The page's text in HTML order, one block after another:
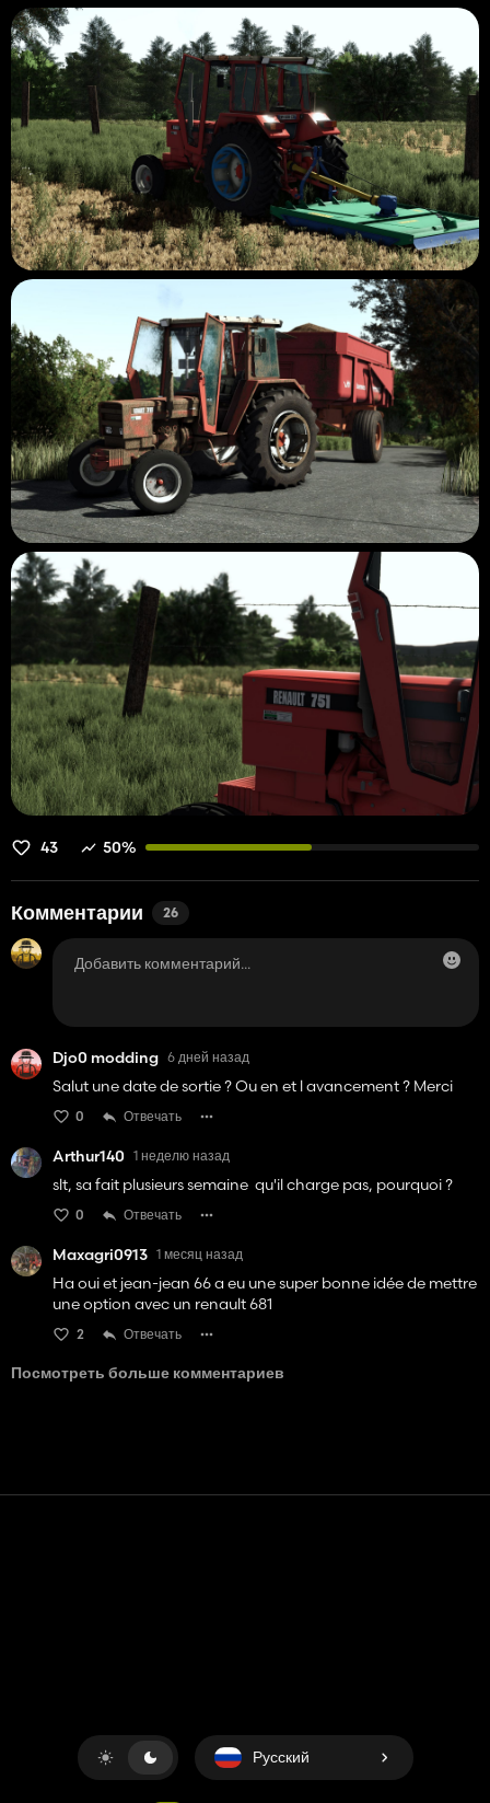
43 50%
Комментарии 26
Djo0 modding 6 дней назад
Salut une date de sortie ? Ou en et l avancement ? Merci
0 Отвечать
Arthur140 1 неделю назад
slt, sa fait plusieurs semaine qu'il charge pas, pourquoi ?
0 Отвечать
Maxagri0913 1 месяц назад
Ha oui et jean-jean 66 a eu une super bonne idée de mettre
une option avec un renault 681
2 Отвечать
Посмотреть больше комментариев
Русский